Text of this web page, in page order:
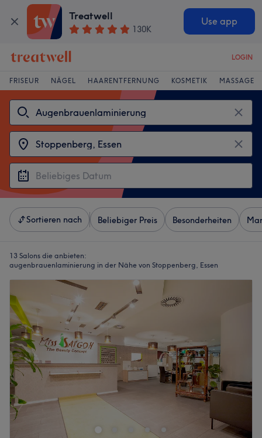
Treatwell
130K
Use app
LOGIN
FRISEUR NÄGEL HAARENTFERNUNG KOSMETIK MASSAGE
Sortieren nach Beliebiger Preis Besonderheiten
13 Salons die anbieten:
augenbrauenlaminierung in der Nähe von Stoppenberg, Essen